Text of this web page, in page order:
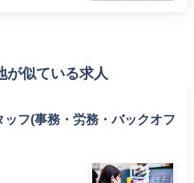
が似ている求人
ッフ(事務・労務・バックオフ